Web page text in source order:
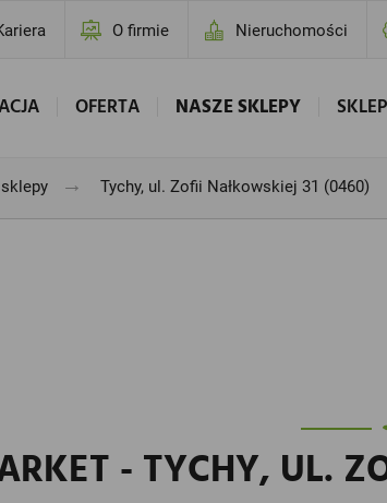
O firmie Nieruchomości
OFERTA NASZE SKLEPY
→ Tychy, ul. Zofii Nałkowskiej 31 (0460)
- TYCHY, UL.